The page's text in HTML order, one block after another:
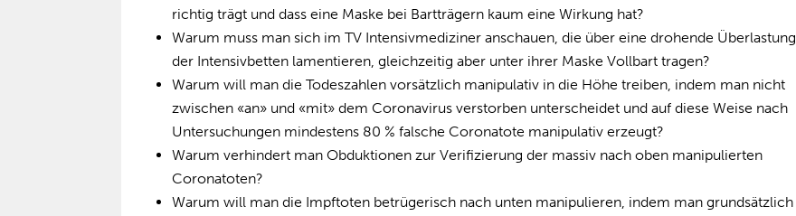
richtig trägt und dass eine Maske bei Bartträgern kaum eine Wirkung hat?
Warum muss man sich im TV Intensivmediziner anschauen, die über eine drohende Überlastung
der Intensivbetten lamentieren, gleichzeitig aber unter ihrer Maske Vollbart tragen?
Warum will man die Todeszahlen vorsätzlich manipulativ in die Höhe treiben, indem man nicht
zwischen «an» und «mit» dem Coronavirus verstorben unterscheidet und auf diese Weise nach
Untersuchungen mindestens 80 % falsche Coronatote manipulativ erzeugt?
Warum verhindert man Obduktionen zur Verifizierung der massiv nach oben manipulierten
Coronatoten?
Warum will man die Impftoten betrügerisch nach unten manipulieren, indem man grundsätzlich